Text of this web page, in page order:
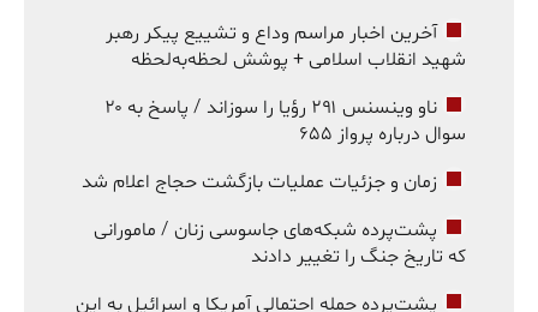
آخرین اخبار مراسم وداع و تشییع پیکر رهبر
شهید انقلاب اسلامی + پوشش لحظه‌به‌لحظه
ناو وینسنس ۲۹۱ رؤیا را سوزاند / پاسخ به ۲۰
سوال درباره پرواز ۶۵۵
زمان و جزئیات عملیات بازگشت حجاج اعلام شد
پشت‌پرده شبکه‌های جاسوسی زنان / مامورانی
که تاریخ جنگ را تغییر دادند
پشت‌پرده حمله احتمالی آمریکا و اسرائیل به این